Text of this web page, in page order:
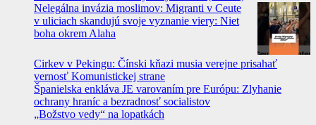
Nelegálna invázia moslimov: Migranti v Ceute
v uliciach skandujú svoje vyznanie viery: Niet
boha okrem Alaha
Cirkev v Pekingu: Čínski kňazi musia verejne prisahať
vernosť Komunistickej strane
Španielska enkláva JE varovaním pre Európu: Zlyhanie
ochrany hraníc a bezradnosť socialistov
„Božstvo vedy“ na lopatkách